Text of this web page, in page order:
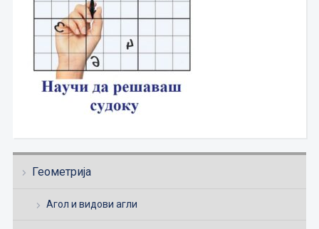
Геометрија
Агол и видови агли